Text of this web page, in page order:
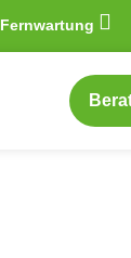
Fernwartung